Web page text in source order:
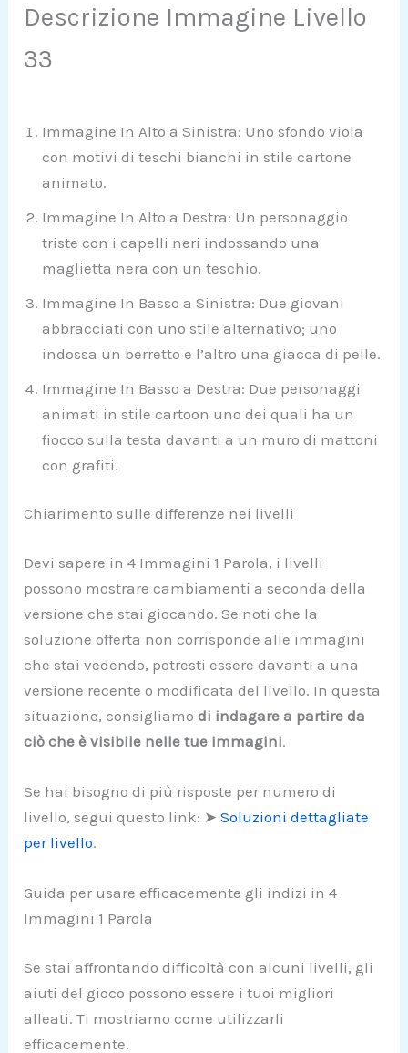
Descrizione Immagine Livello
33
Immagine In Alto a Sinistra: Uno sfondo viola
con motivi di teschi bianchi in stile cartone
animato.
Immagine In Alto a Destra: Un personaggio
triste con i capelli neri indossando una
maglietta nera con un teschio.
Immagine In Basso a Sinistra: Due giovani
abbracciati con uno stile alternativo; uno
indossa un berretto e l’altro una giacca di pelle.
Immagine In Basso a Destra: Due personaggi
animati in stile cartoon uno dei quali ha un
fiocco sulla testa davanti a un muro di mattoni
con grafiti.
Chiarimento sulle differenze nei livelli
Devi sapere in 4 Immagini 1 Parola, i livelli
possono mostrare cambiamenti a seconda della
versione che stai giocando. Se noti che la
soluzione offerta non corrisponde alle immagini
che stai vedendo, potresti essere davanti a una
versione recente o modificata del livello. In questa
situazione, consigliamodi indagare a partire da
ciò che è visibile nelle tue immagini.
Se hai bisogno di più risposte per numero di
livello, segui questo link: ➤Soluzioni dettagliate
per livello.
Guida per usare efficacemente gli indizi in 4
Immagini 1 Parola
Se stai affrontando difficoltà con alcuni livelli, gli
aiuti del gioco possono essere i tuoi migliori
alleati. Ti mostriamo come utilizzarli
efficacemente.